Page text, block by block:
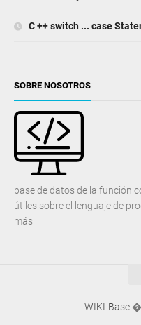
C ++ switch ... case
SOBRE NOSOTROS
base de datos de la función
útiles sobre el lenguaje de
más
WIKI-Base �